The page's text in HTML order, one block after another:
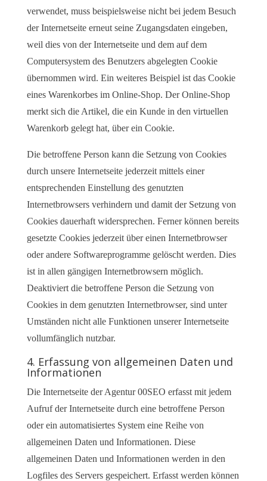
verwendet, muss beispielsweise nicht bei jedem Besuch
der Internetseite erneut seine Zugangsdaten eingeben,
weil dies von der Internetseite und dem auf dem
Computersystem des Benutzers abgelegten Cookie
übernommen wird. Ein weiteres Beispiel ist das Cookie
eines Warenkorbes im Online-Shop. Der Online-Shop
merkt sich die Artikel, die ein Kunde in den virtuellen
Warenkorb gelegt hat, über ein Cookie.
Die betroffene Person kann die Setzung von Cookies
durch unsere Internetseite jederzeit mittels einer
entsprechenden Einstellung des genutzten
Internetbrowsers verhindern und damit der Setzung von
Cookies dauerhaft widersprechen. Ferner können bereits
gesetzte Cookies jederzeit über einen Internetbrowser
oder andere Softwareprogramme gelöscht werden. Dies
ist in allen gängigen Internetbrowsern möglich.
Deaktiviert die betroffene Person die Setzung von
Cookies in dem genutzten Internetbrowser, sind unter
Umständen nicht alle Funktionen unserer Internetseite
vollumfänglich nutzbar.
4. Erfassung von allgemeinen Daten und
Informationen
Die Internetseite der Agentur 00SEO erfasst mit jedem
Aufruf der Internetseite durch eine betroffene Person
oder ein automatisiertes System eine Reihe von
allgemeinen Daten und Informationen. Diese
allgemeinen Daten und Informationen werden in den
Logfiles des Servers gespeichert. Erfasst werden können